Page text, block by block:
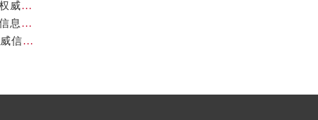
成都帝舵官方售后服务中心｜最新热线及详细网点地址权威信息公示（2026年7月最新）
成都帝舵官方售后服务中心｜完整电话及官方地址权威信息公示（2026年7月最新）
成都帝舵官方售后服务中心｜网点地址与24小时热线权威信息公示（2026年7月最新）